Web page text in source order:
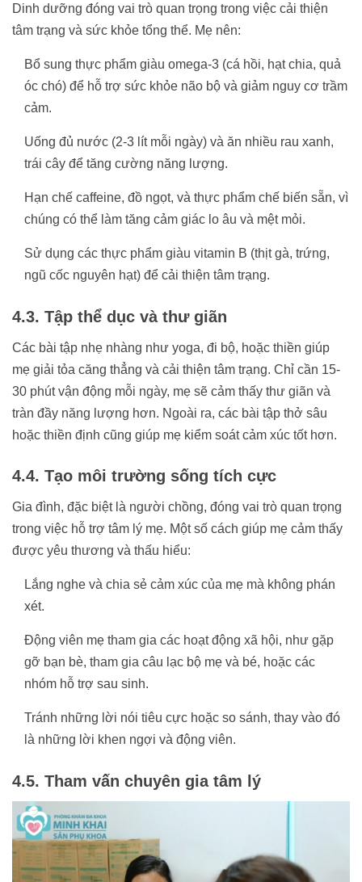
Dinh dưỡng đóng vai trò quan trọng trong việc cải thiện
tâm trạng và sức khỏe tổng thể. Mẹ nên:
Bổ sung thực phẩm giàu omega-3 (cá hồi, hạt chia, quả
óc chó) để hỗ trợ sức khỏe não bộ và giảm nguy cơ trầm
cảm.
Uống đủ nước (2-3 lít mỗi ngày) và ăn nhiều rau xanh,
trái cây để tăng cường năng lượng.
Hạn chế caffeine, đồ ngọt, và thực phẩm chế biến sẵn, vì
chúng có thể làm tăng cảm giác lo âu và mệt mỏi.
Sử dụng các thực phẩm giàu vitamin B (thịt gà, trứng,
ngũ cốc nguyên hạt) để cải thiện tâm trạng.
4.3. Tập thể dục và thư giãn
Các bài tập nhẹ nhàng như yoga, đi bộ, hoặc thiền giúp
mẹ giải tỏa căng thẳng và cải thiện tâm trạng. Chỉ cần 15-
30 phút vận động mỗi ngày, mẹ sẽ cảm thấy thư giãn và
tràn đầy năng lượng hơn. Ngoài ra, các bài tập thở sâu
hoặc thiền định cũng giúp mẹ kiểm soát cảm xúc tốt hơn.
4.4. Tạo môi trường sống tích cực
Gia đình, đặc biệt là người chồng, đóng vai trò quan trọng
trong việc hỗ trợ tâm lý mẹ. Một số cách giúp mẹ cảm thấy
được yêu thương và thấu hiểu:
Lắng nghe và chia sẻ cảm xúc của mẹ mà không phán
xét.
Động viên mẹ tham gia các hoạt động xã hội, như gặp
gỡ bạn bè, tham gia câu lạc bộ mẹ và bé, hoặc các
nhóm hỗ trợ sau sinh.
Tránh những lời nói tiêu cực hoặc so sánh, thay vào đó
là những lời khen ngợi và động viên.
4.5. Tham vấn chuyên gia tâm lý